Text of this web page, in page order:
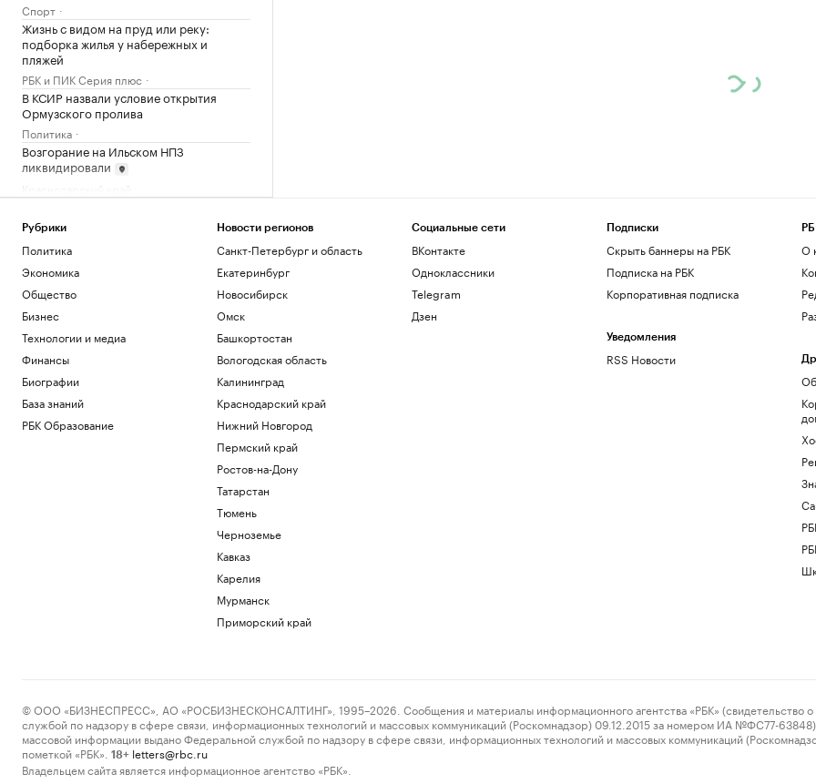
Спорт
Жизнь с видом на пруд или реку:
подборка жилья у набережных и
пляжей
РБК и ПИК Серия плюс
В КСИР назвали условие открытия
Ормузского пролива
Политика
Возгорание на Ильском НПЗ
ликвидировали
Новенького тяжело ранили пожилую
женщину
Политика
Москвичей предупредили о спаде
жары
Общество
бизнесу разместить публичный долг
РБК и МСП Банк
Овечкин заявил, что после завершения
карьеры будет жить в Москве
Спорт
Фермы, рестораны и отели Дальнего
«Арсенал» совершил один из самых
дорогих трансферов в своей истории
Премьер Болгарии сообщил о взрыве
беспилотника рядом с газопроводом
Рубрики
Политика
Экономика
Общество
Бизнес
Технологии и медиа
Финансы
Биографии
База знаний
РБК Образование
Новости регионов
Санкт-Петербург и область
Екатеринбург
Новосибирск
Омск
Башкортостан
Вологодская область
Калининград
Краснодарский край
Нижний Новгород
Пермский край
Ростов-на-Дону
Татарстан
Тюмень
Черноземье
Кавказ
Карелия
Мурманск
Приморский край
Социальные сети
ВКонтакте
Одноклассники
Telegram
Дзен
Подписки
Скрыть баннеры на РБК
Подписка на РБК
Корпоративная подписка
Уведомления
RSS Новости
О
© ООО «БИЗНЕСПРЕСС», АО «РОСБИЗНЕСКОНСАЛТИНГ», 1995–2026. Сообщения и материалы информационного агентства «РБК» (свидетельство о
службой по надзору в сфере связи, информационных технологий и массовых коммуникаций (Роскомнадзор) 09.12.2015 за номером ИА №ФС77-63848)
массовой информации выдано Федеральной службой по надзору в сфере связи, информационных технологий и массовых коммуникаций
пометкой «РБК».
18+ letters@rbc.ru
Владельцем сайта является информационное агентство «РБК».